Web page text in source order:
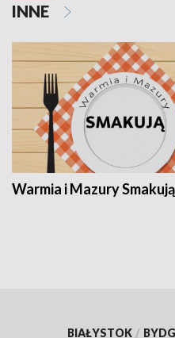
INNE
Warmia i Mazury Smakują
BIAŁYSTOK /